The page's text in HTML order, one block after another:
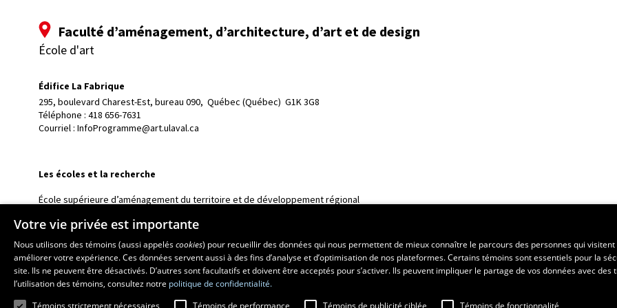
Faculté d’aménagement, d’architecture, d’art et de design
École d'art
Édifice La Fabrique
295, boulevard Charest-Est, bureau 090, Québec (Québec)  G1K 3G8
Téléphone : 418 656-7631
Courriel : InfoProgramme@art.ulaval.ca
Les écoles et la recherche
École supérieure d’aménagement du territoire et de développement régional
École de design
Centre de recherche en aménagement et développement
Votre vie privée est importante
Nous utilisons des témoins (aussi appeléscookies) pour recueillir des données qui nous permettent de mieux connaître le parcours des personnes qui
améliorer votre expérience. Ces données servent aussi à des fins d’analyse et d’optimisation de nos plateformes. Certains témoins sont essentiels pour la
site. Ils ne peuvent être désactivés. D’autres sont facultatifs et doivent être acceptés pour s’activer. Ils peuvent impliquer le partage de vos données avec des
l’utilisation des témoins, consultez notre politique de confidentialité.
Témoins strictement nécessaires
Témoins de performance Témoins de publicité ciblée Témoins de fonctionnalité